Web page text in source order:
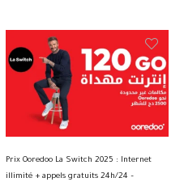
Prix Ooredoo La Switch 2025 : Internet
illimité + appels gratuits 24h/24 –